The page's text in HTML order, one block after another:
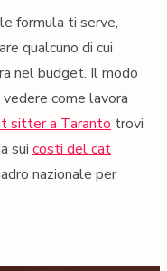
formula ti serve,
qualcuno di cui
nel budget. Il modo
come lavora
sitter a Taranto trovi
sui costi del cat
nazionale per